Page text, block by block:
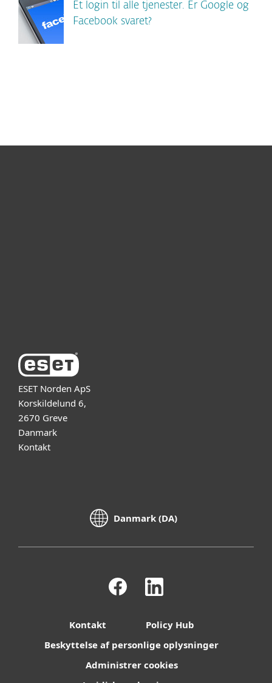
Et login til alle tjenester. Er Google og
Facebook svaret?
ESET Norden ApS
Korskildelund 6,
2670 Greve
Danmark
Kontakt
Danmark (DA)
Kontakt
Policy Hub
Beskyttelse af personlige oplysninger
Administrer cookies